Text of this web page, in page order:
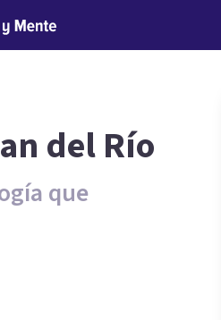
del Río
que